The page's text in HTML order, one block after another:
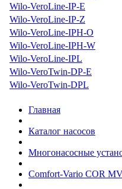
Wilo-VeroLine-IP-E
Wilo-VeroLine-IP-Z
Wilo-VeroLine-IPH-O
Wilo-VeroLine-IPH-W
Wilo-VeroLine-IPL
Wilo-VeroTwin-DP-E
Wilo-VeroTwin-DPL
Главная
Каталог насосов
Многонасосные
Comfort-Vario COR